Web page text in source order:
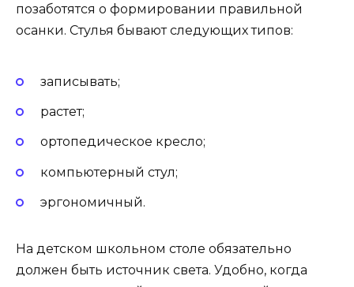
позаботятся о формировании правильной
осанки. Стулья бывают следующих типов:
записывать;
растет;
ортопедическое кресло;
компьютерный стул;
эргономичный.
На детском школьном столе обязательно
должен быть источник света. Удобно, когда